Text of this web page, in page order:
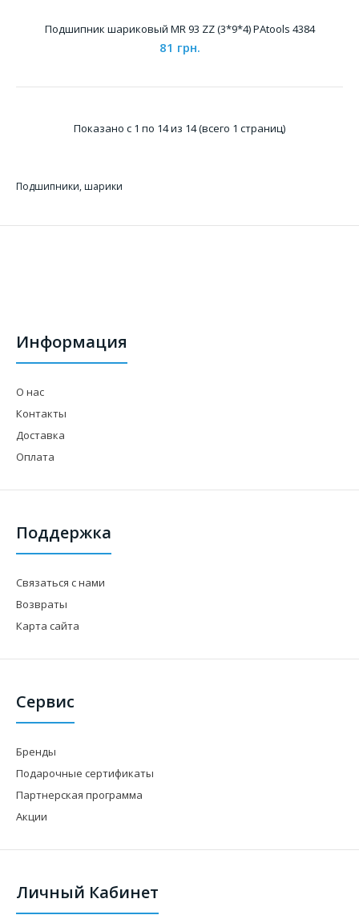
Подшипник MR 72 ZZ (2*7*3) PAtools 4382
91 грн.
Характеристики &..
Подшипник MR 83 ZZ (3*8*3) PAtools 1351
Характеристики ЗначенияВнутренн..
Подшипник шариковый MR 93 ZZ (3*9*4) PAtools 4384
81 грн.
Показано с 1 по 14 из 14 (всего 1 страниц)
Подшипники, шарики
Информация
О нас
Контакты
Доставка
Оплата
Поддержка
Связаться с нами
Возвраты
Карта сайта
Сервис
Бренды
Подарочные сертификаты
Партнерская программа
Акции
Личный Кабинет